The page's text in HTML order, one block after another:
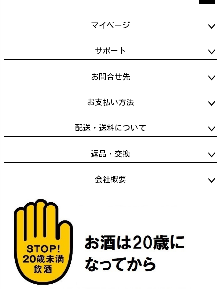
ップ
マイページ
サポート
お問合せ先
お支払い方法
配送・送料について
返品・交換
会社概要